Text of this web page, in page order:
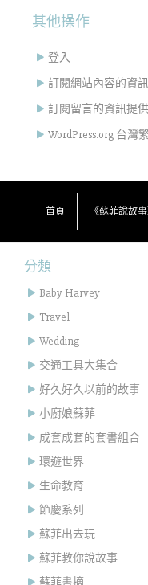
其他操作
登入
訂閱網站內容的資
訂閱留言的資訊提供
WordPress.org 台灣
首頁 《蘇菲說故
分類
Baby Harvey
Travel
Wedding
交通工具大集合
好久好久以前的故事
小廚娘蘇菲
成套成套的套書組合
環遊世界
生命教育
節慶系列
蘇菲出去玩
蘇菲教你說故事